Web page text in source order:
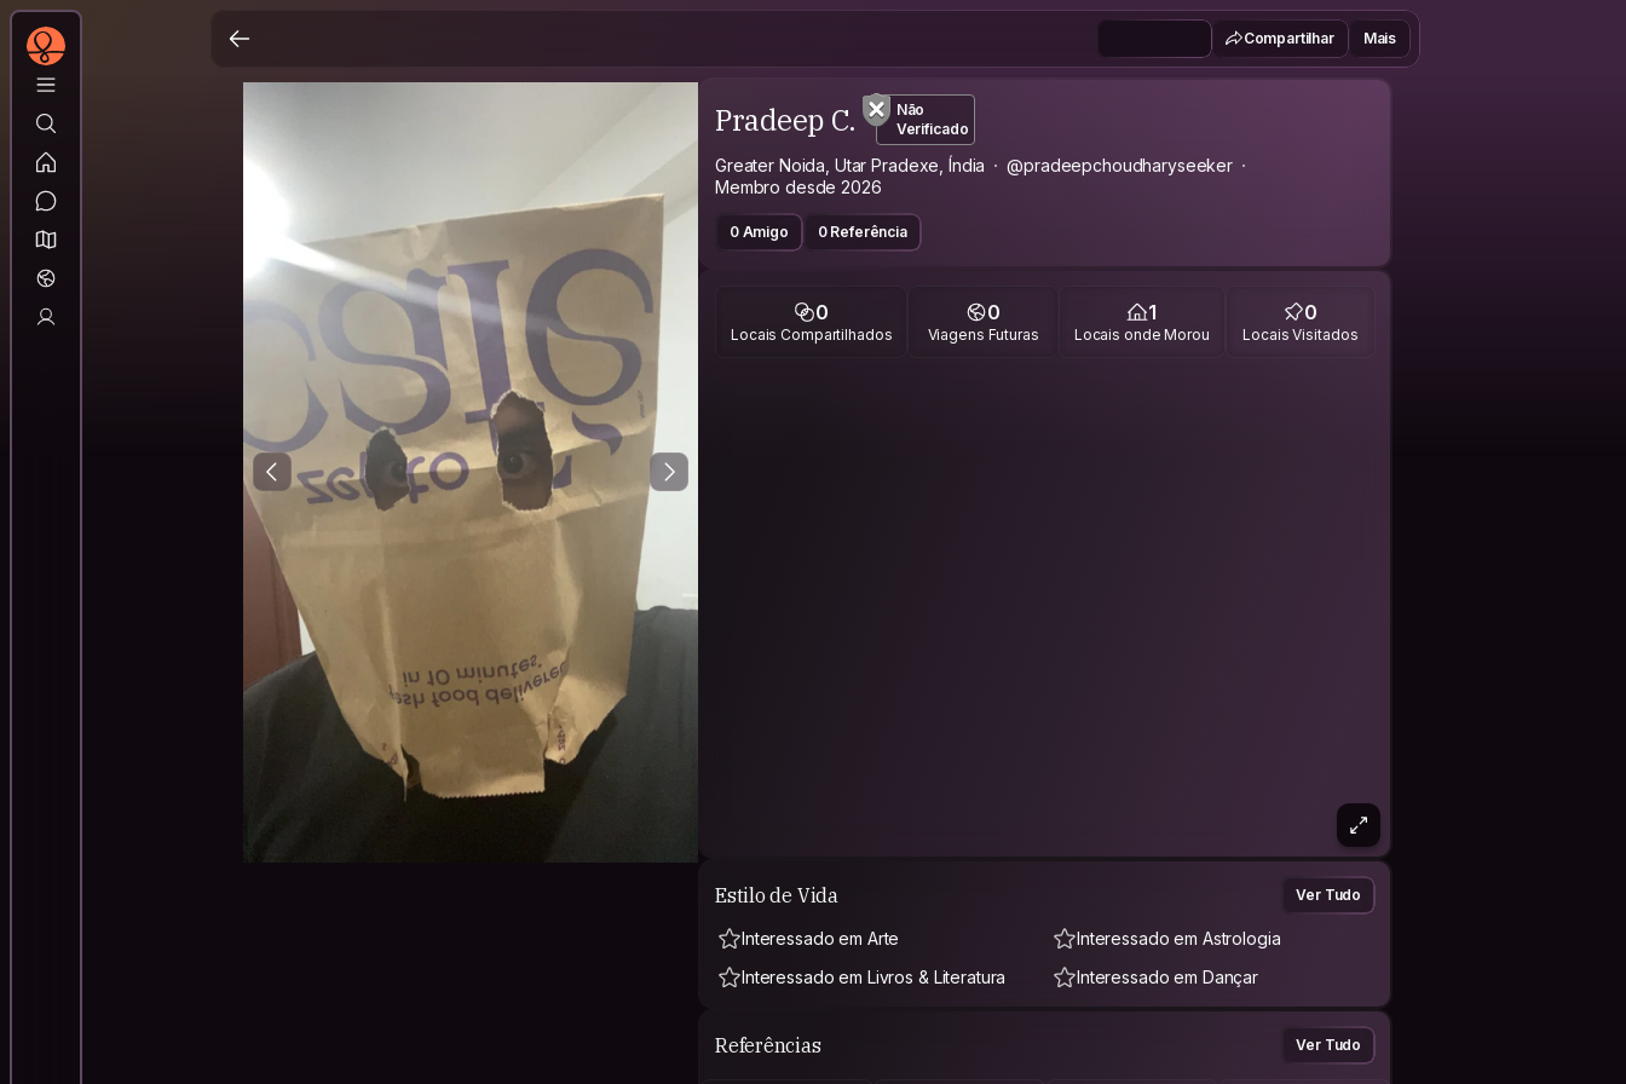
Compartilhar Mais
Pradeep C.
Não
Verificado
Greater Noida, Utar Pradexe, Índia
@pradeepchoudharyseeker
Membro desde 2026
0 Amigo 0 Referência
0
Locais Compartilhados
0
Viagens Futuras
1
Locais onde Morou
0
Locais Visitados
Estilo de Vida Ver Tudo
Interessado em Arte
Interessado em Astrologia
Interessado em Livros & Literatura
Interessado em Dançar
Referências Ver Tudo